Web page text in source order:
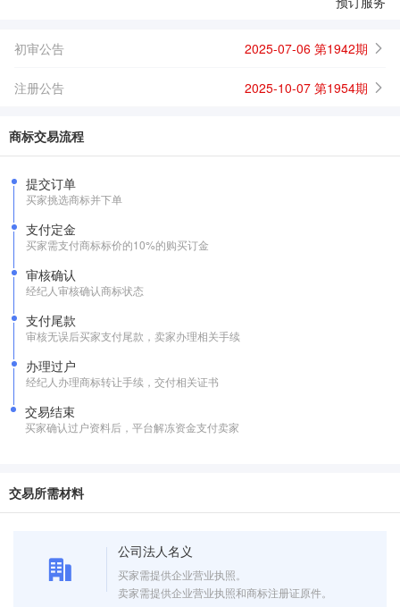
初审公告 2025-07-06 第1942期
注册公告 2025-10-07 第1954期
商标交易流程
提交订单
买家挑选商标并下单
支付定金
买家需支付商标标价的10%的购买订金
审核确认
经纪人审核确认商标状态
支付尾款
审核无误后买家支付尾款，卖家办理相关手续
办理过户
经纪人办理商标转让手续，交付相关证书
交易结束
买家确认过户资料后，平台解冻资金支付卖家
交易所需材料
公司法人名义
买家需提供企业营业执照。
卖家需提供企业营业执照和商标注册证原件。